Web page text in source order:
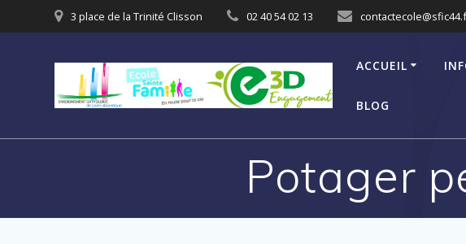
3 place de la Trinité Clisson 02 40 54 02 13
ACCUEIL
BLOG
Potager